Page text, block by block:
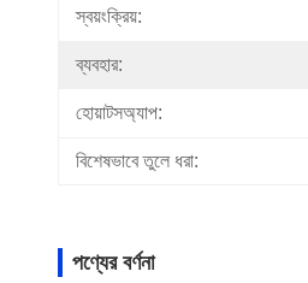
স্বয়ংক্রিয়:
ব্যবহার:
হোয়াটসঅ্যাপ:
বিশেষভাবে তুলে ধরা:
পণ্যের বর্ণনা